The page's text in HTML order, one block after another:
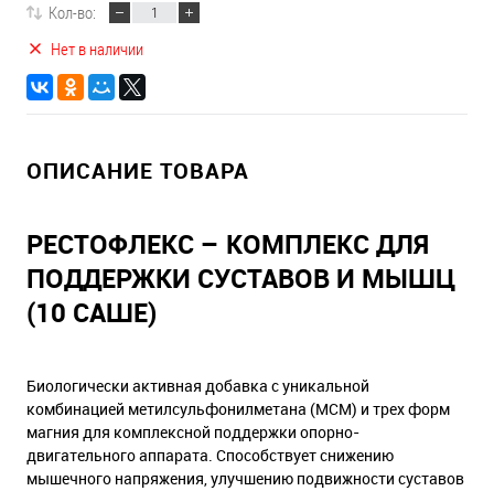
Кол-во:
Нет в наличии
ОПИСАНИЕ ТОВАРА
РЕСТОФЛЕКС – КОМПЛЕКС ДЛЯ
ПОДДЕРЖКИ СУСТАВОВ И МЫШЦ
(10 САШЕ)
Биологически активная добавка с уникальной
комбинацией метилсульфонилметана (МСМ) и трех форм
магния для комплексной поддержки опорно-
двигательного аппарата. Способствует снижению
мышечного напряжения, улучшению подвижности суставов